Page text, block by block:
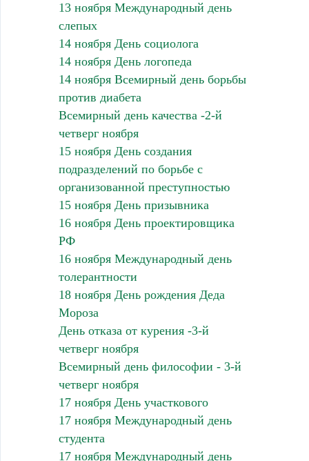
13 ноября Международный день
слепых
14 ноября День социолога
14 ноября День логопеда
14 ноября Всемирный день борьбы
против диабета
Всемирный день качества -2-й
четверг ноября
15 ноября День создания
подразделений по борьбе с
организованной преступностью
15 ноября День призывника
16 ноября День проектировщика
РФ
16 ноября Международный день
толерантности
18 ноября День рождения Деда
Мороза
День отказа от курения -3-й
четверг ноября
Всемирный день философии - 3-й
четверг ноября
17 ноября День участкового
17 ноября Международный день
студента
17 ноября Международный день